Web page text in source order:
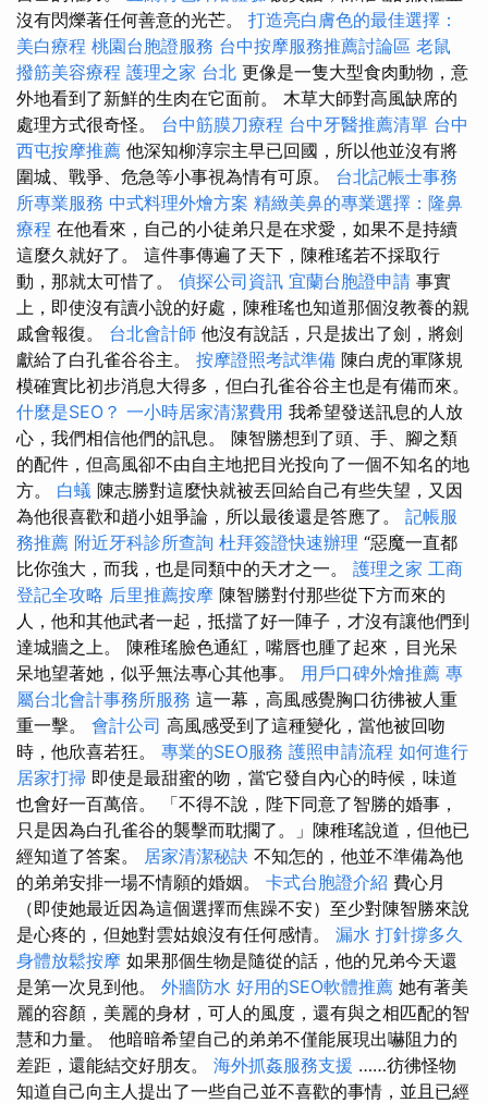
沒有閃爍著任何善意的光芒。 打造亮白膚色的最佳選擇：
美白療程 桃園台胞證服務 台中按摩服務推薦討論區 老鼠
撥筋美容療程 護理之家 台北 更像是一隻大型食肉動物，意
外地看到了新鮮的生肉在它面前。 木草大師對高風缺席的
處理方式很奇怪。 台中筋膜刀療程 台中牙醫推薦清單 台中
西屯按摩推薦 他深知柳淳宗主早已回國，所以他並沒有將
圍城、戰爭、危急等小事視為情有可原。 台北記帳士事務
所專業服務 中式料理外燴方案 精緻美鼻的專業選擇：隆鼻
療程 在他看來，自己的小徒弟只是在求愛，如果不是持續
這麼久就好了。 這件事傳遍了天下，陳稚瑤若不採取行
動，那就太可惜了。 偵探公司資訊 宜蘭台胞證申請 事實
上，即使沒有讀小說的好處，陳稚瑤也知道那個沒教養的親
戚會報復。 台北會計師 他沒有說話，只是拔出了劍，將劍
獻給了白孔雀谷谷主。 按摩證照考試準備 陳白虎的軍隊規
模確實比初步消息大得多，但白孔雀谷谷主也是有備而來。
什麼是SEO？ 一小時居家清潔費用 我希望發送訊息的人放
心，我們相信他們的訊息。 陳智勝想到了頭、手、腳之類
的配件，但高風卻不由自主地把目光投向了一個不知名的地
方。 白蟻 陳志勝對這麼快就被丟回給自己有些失望，又因
為他很喜歡和趙小姐爭論，所以最後還是答應了。 記帳服
務推薦 附近牙科診所查詢 杜拜簽證快速辦理 “惡魔一直都
比你強大，而我，也是同類中的天才之一。 護理之家 工商
登記全攻略 后里推薦按摩 陳智勝對付那些從下方而來的
人，他和其他武者一起，抵擋了好一陣子，才沒有讓他們到
達城牆之上。 陳稚瑤臉色通紅，嘴唇也腫了起來，目光呆
呆地望著她，似乎無法專心其他事。 用戶口碑外燴推薦 專
屬台北會計事務所服務 這一幕，高風感覺胸口彷彿被人重
重一擊。 會計公司 高風感受到了這種變化，當他被回吻
時，他欣喜若狂。 專業的SEO服務 護照申請流程 如何進行
居家打掃 即使是最甜蜜的吻，當它發自內心的時候，味道
也會好一百萬倍。 「不得不說，陛下同意了智勝的婚事，
只是因為白孔雀谷的襲擊而耽擱了。」陳稚瑤說道，但他已
經知道了答案。 居家清潔秘訣 不知怎的，他並不準備為他
的弟弟安排一場不情願的婚姻。 卡式台胞證介紹 費心月
（即使她最近因為這個選擇而焦躁不安）至少對陳智勝來說
是心疼的，但她對雲姑娘沒有任何感情。 漏水 打針撐多久
身體放鬆按摩 如果那個生物是隨從的話，他的兄弟今天還
是第一次見到他。 外牆防水 好用的SEO軟體推薦 她有著美
麗的容顏，美麗的身材，可人的風度，還有與之相匹配的智
慧和力量。 他暗暗希望自己的弟弟不僅能展現出嚇阻力的
差距，還能結交好朋友。 海外抓姦服務支援 ……彷彿怪物
知道自己向主人提出了一些自己並不喜歡的事情，並且已經